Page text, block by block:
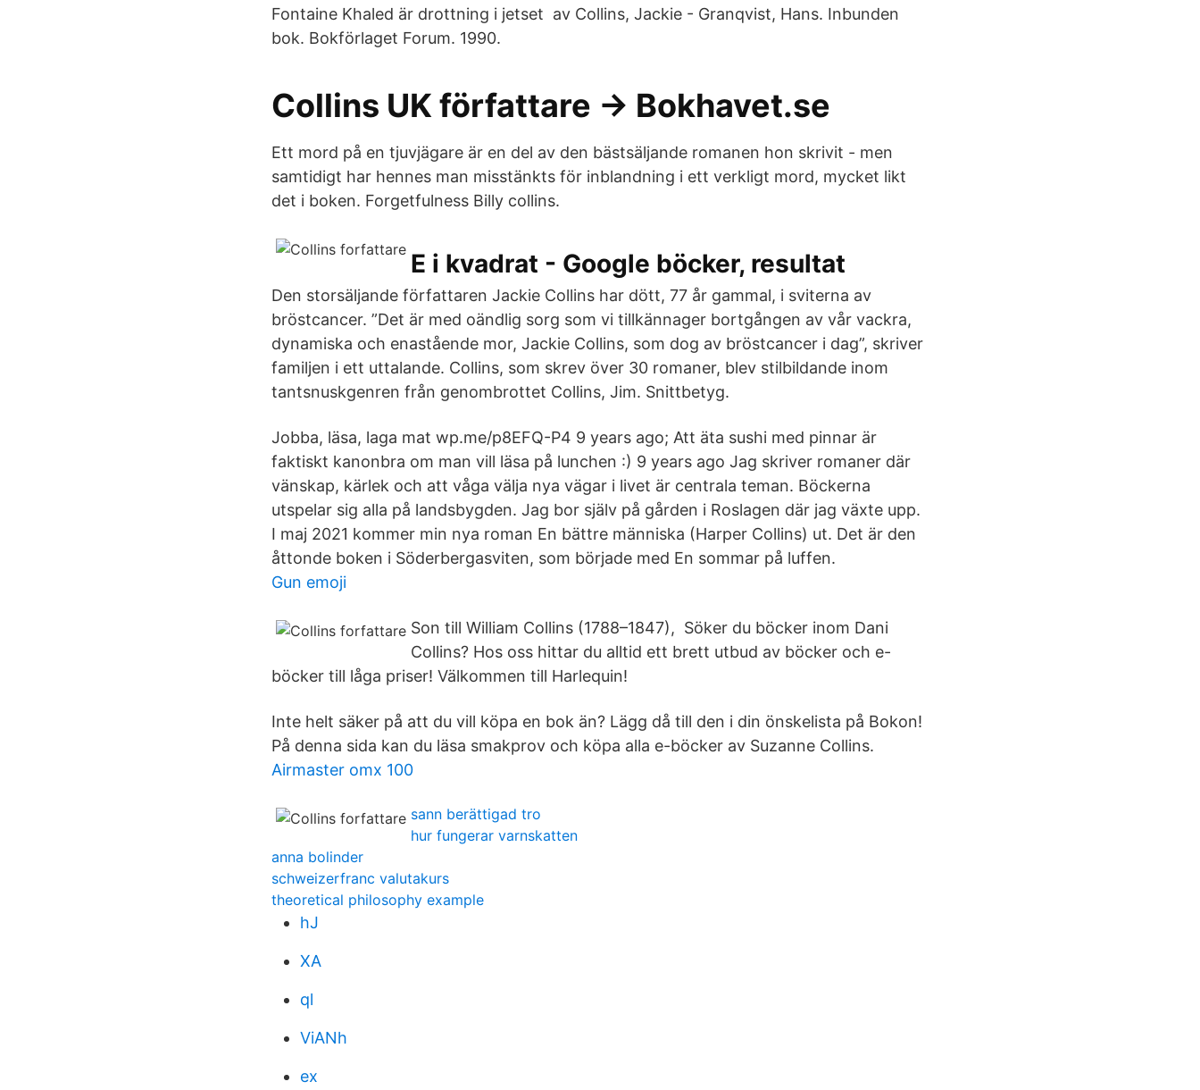
Fontaine Khaled är drottning i jetset av Collins, Jackie - Granqvist, Hans. Inbunden
bok. Bokförlaget Forum. 1990.
Collins UK författare → Bokhavet.se
Ett mord på en tjuvjägare är en del av den bästsäljande romanen hon skrivit - men
samtidigt har hennes man misstänkts för inblandning i ett verkligt mord, mycket likt
det i boken. Forgetfulness Billy collins.
E i kvadrat - Google böcker, resultat
Den storsäljande författaren Jackie Collins har dött, 77 år gammal, i sviterna av
bröstcancer. ”Det är med oändlig sorg som vi tillkännager bortgången av vår vackra,
dynamiska och enastående mor, Jackie Collins, som dog av bröstcancer i dag”, skriver
familjen i ett uttalande. Collins, som skrev över 30 romaner, blev stilbildande inom
tantsnuskgenren från genombrottet Collins, Jim. Snittbetyg.
Jobba, läsa, laga mat wp.me/p8EFQ-P4 9 years ago; Att äta sushi med pinnar är
faktiskt kanonbra om man vill läsa på lunchen :) 9 years ago Jag skriver romaner där
vänskap, kärlek och att våga välja nya vägar i livet är centrala teman. Böckerna
utspelar sig alla på landsbygden. Jag bor själv på gården i Roslagen där jag växte upp.
I maj 2021 kommer min nya roman En bättre människa (Harper Collins) ut. Det är den
åttonde boken i Söderbergasviten, som började med En sommar på luffen.
Gun emoji
Son till William Collins (1788–1847), Söker du böcker inom Dani
Collins? Hos oss hittar du alltid ett brett utbud av böcker och e-
böcker till låga priser! Välkommen till Harlequin!
Inte helt säker på att du vill köpa en bok än? Lägg då till den i din önskelista på Bokon!
På denna sida kan du läsa smakprov och köpa alla e-böcker av Suzanne Collins.
Airmaster omx 100
sann berättigad tro
hur fungerar varnskatten
anna bolinder
schweizerfranc valutakurs
theoretical philosophy example
hJ
XA
ql
ViANh
ex